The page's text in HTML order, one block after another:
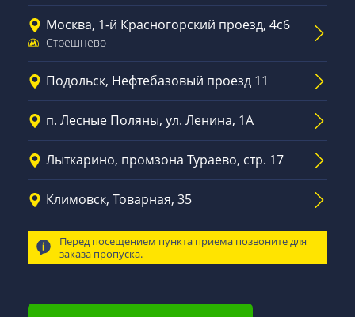
Москва, 1-й Красногорский проезд, 4с6
Стрешнево
Подольск, Нефтебазовый проезд 11
п. Лесные Поляны, ул. Ленина, 1А
Лыткарино, промзона Тураево, стр. 17
Климовск, Товарная, 35
Перед посещением пункта приема позвоните для
заказа пропуска.